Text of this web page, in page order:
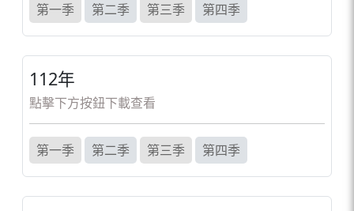
第一季 第二季 第三季 第四季
112年
點擊下方按鈕下載查看
第一季 第二季 第三季 第四季